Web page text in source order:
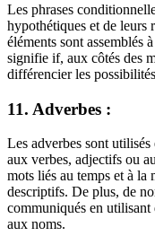
Les phrases
hypothétiques et de leurs
éléments sont assemblés
signifie if, aux côtés des
différencier les
11. Adverbes :
Les adverbes sont
aux verbes, adjectifs ou
mots liés au temps et à la
descriptifs. De plus, de
communiqués en utilisant
aux noms.